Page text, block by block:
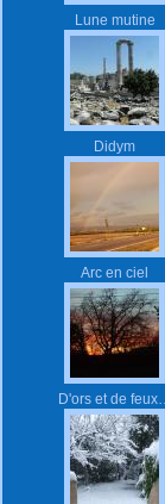
Lune mutine
Didym
Arc en ciel
D'ors et de feux…